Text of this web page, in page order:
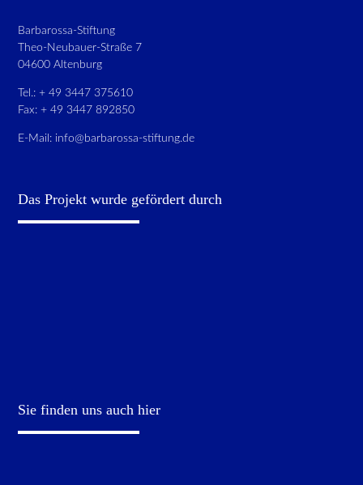
Barbarossa-Stiftung
Theo-Neubauer-Straße 7
04600 Altenburg
Tel.: + 49 3447 375610
Fax: + 49 3447 892850
E-Mail: info@barbarossa-stiftung.de
Das Projekt wurde gefördert durch
Sie finden uns auch hier